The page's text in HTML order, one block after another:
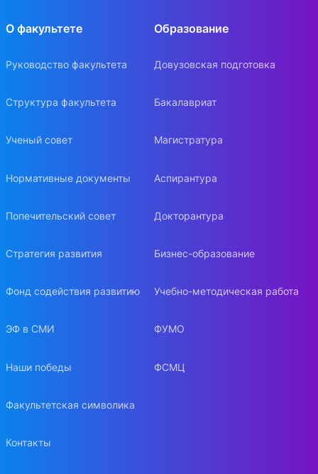
О факультете
Руководство факультета
Структура факультета
Ученый совет
Нормативные документы
Попечительский совет
Стратегия развития
Фонд содействия развитию
ЭФ в СМИ
Наши победы
Факультетская символика
Контакты
Образование
Довузовская подготовка
Бакалавриат
Магистратура
Аспирантура
Докторантура
Бизнес-образование
Учебно-методическая работа
ФУМО
ФСМЦ